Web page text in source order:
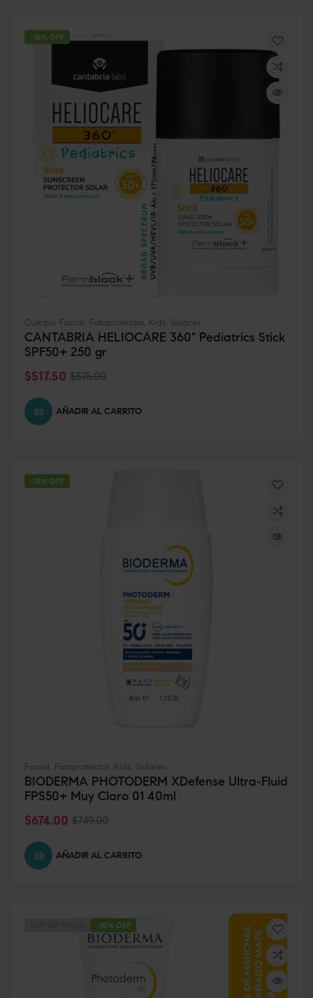
-10% OFF
Cuerpo, Facial, Fotoprotector, Kids, Solares
CANTABRIA HELIOCARE 360° Pediatrics Stick
SPF50+ 250 gr
$575.00
$517.50
AÑADIR AL CARRITO
-10% OFF
Facial, Fotoprotector, Kids, Solares
BIODERMA PHOTODERM XDefense Ultra-Fluid
FPS50+ Muy Claro 01 40ml
$749.00
$674.00
AÑADIR AL CARRITO
-10% OFF